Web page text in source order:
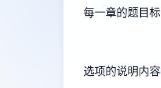
每一章的题目
选项的说明内